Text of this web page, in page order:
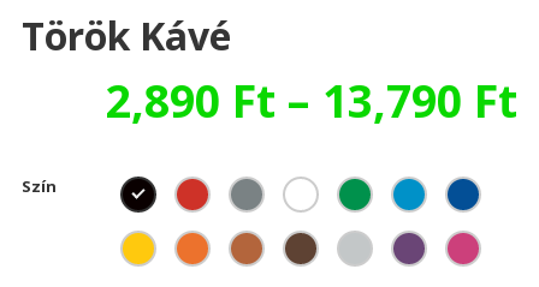
Török Kávé
2,890 Ft – 13,790 Ft
Szín